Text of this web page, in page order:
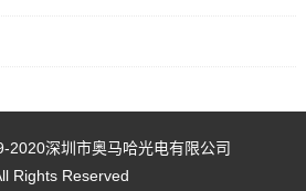
2020深圳市奥马哈光电有限公司
Rights Reserved